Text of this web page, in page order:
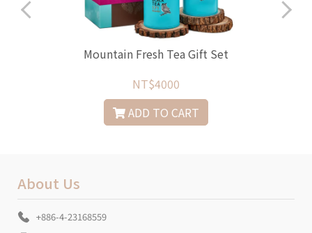
Mountain Fresh Tea Gift Set
NT$4000
ADD TO CART
About Us
+886-4-23168559